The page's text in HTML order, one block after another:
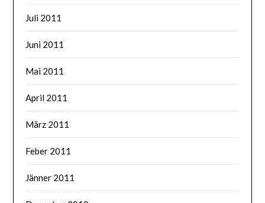
Juli 2011
Juni 2011
Mai 2011
April 2011
März 2011
Feber 2011
Jänner 2011